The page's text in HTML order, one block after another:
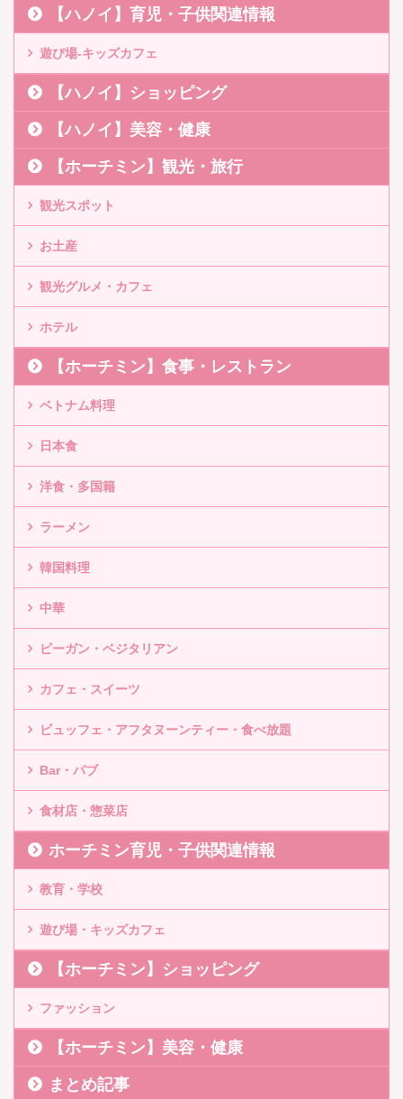
【ハノイ】育児・子供関連情報
遊び場-キッズカフェ
【ハノイ】ショッピング
【ハノイ】美容・健康
【ホーチミン】観光・旅行
観光スポット
お土産
観光グルメ・カフェ
ホテル
【ホーチミン】食事・レストラン
ベトナム料理
日本食
洋食・多国籍
ラーメン
韓国料理
中華
ビーガン・ベジタリアン
カフェ・スイーツ
ビュッフェ・アフタヌーンティー・食べ放題
Bar・パブ
食材店・惣菜店
ホーチミン育児・子供関連情報
教育・学校
遊び場・キッズカフェ
【ホーチミン】ショッピング
ファッション
【ホーチミン】美容・健康
まとめ記事